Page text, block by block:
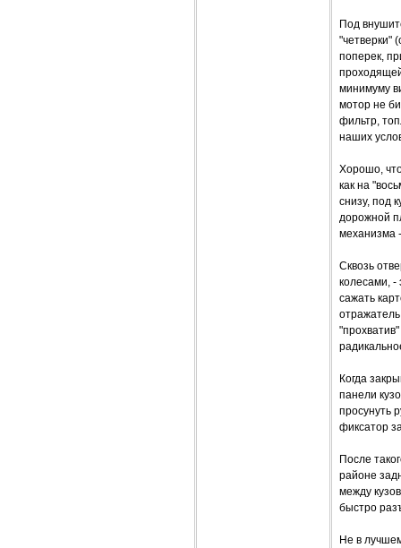
Под
"четверки"
поперек,
минимуму
мотор не
фильтр,
наших
Хорошо,
как на
снизу, под
дорожной
механизма
Сквозь
колесами, -
сажать
Когда
панели
просунуть
фиксатор
После
районе
между
быстро
Не в